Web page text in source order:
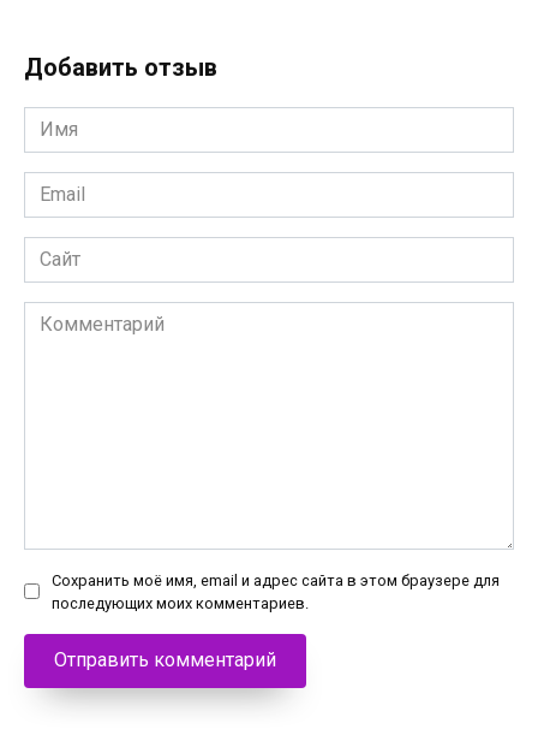
Добавить отзыв
Имя
*
Email
*
Сайт
Комментарий
Сохранить моё имя, email и адрес сайта в этом браузере для
последующих моих комментариев.